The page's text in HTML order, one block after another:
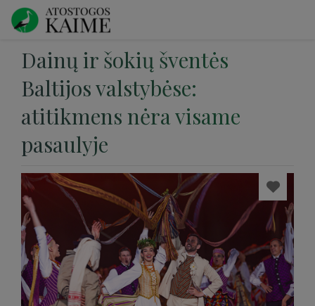
Dainų ir šokių šventės
Baltijos valstybėse:
atitikmens nėra visame
pasaulyje